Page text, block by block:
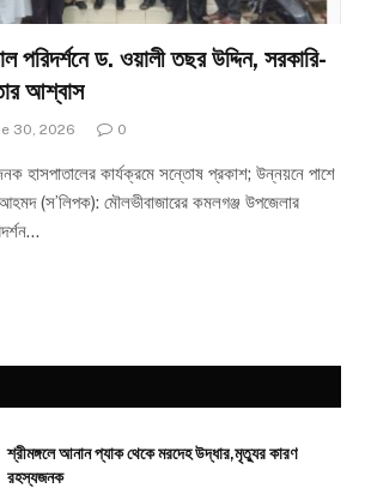
পরিদর্শনে ড. ওয়ালী তছর উদ্দিন, সরকারি-
আশ্বাস
30, 2026 0
হাসপাতালের কার্যক্রমে সন্তোষ প্রকাশ; উন্নয়নে পাশে
(স’লিপক): মৌলভীবাজারের কমলগঞ্জ উপজেলার
শ্রীমঙ্গলে আনান প্যাক থেকে মরদেহ উদ্ধার,মৃত্যুর কারণ
রহস্যজনক